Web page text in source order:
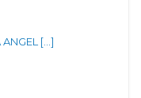
[...]